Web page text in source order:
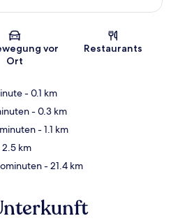
Karte
vor
Ort
Restaurants
- 0.1 km
- 0.3 km
- 1.1 km
km
- 21.4 km